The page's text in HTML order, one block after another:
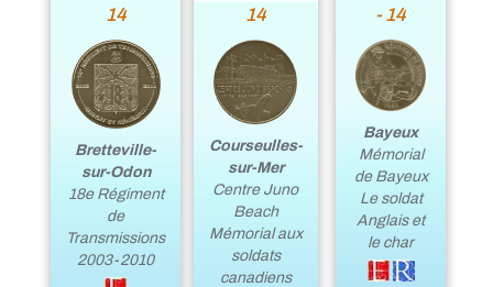
14
Bretteville-
sur-Odon
18e Régiment
de
Transmissions
2003-2010
14
Courseulles-
sur-Mer
Centre Juno
Beach
Mémorial aux
soldats
canadiens
- 14
Bayeux
Mémorial
de Bayeux
Le soldat
Anglais et
le char